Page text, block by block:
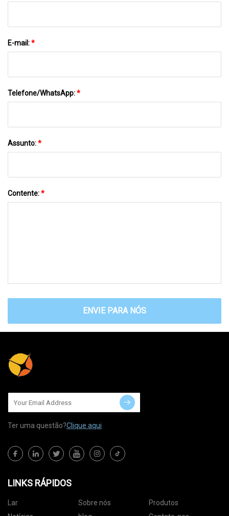
E-mail:*
Telefone/WhatsApp:*
Assunto:*
Contente:*
ENVIE PARA NÓS
Ter uma questão?Clique aqui
LINKS RÁPIDOS
Lar Sobre nós
Produtos